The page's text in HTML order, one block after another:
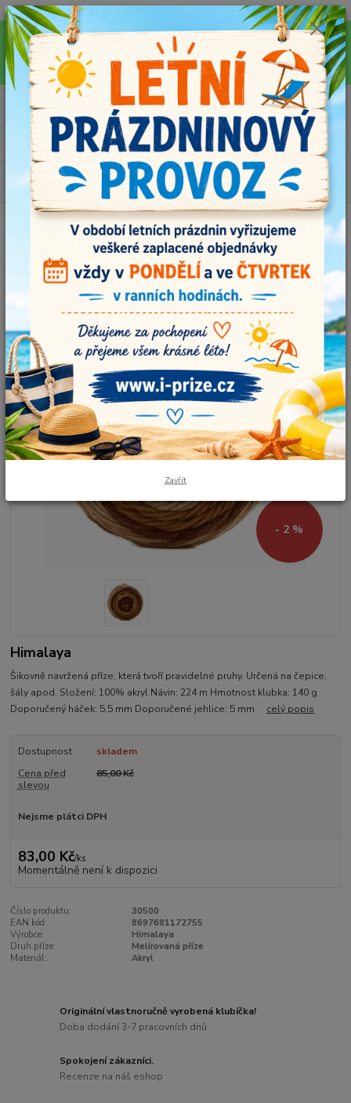
Pro rychlejší vyřízení Vašich dotazů, využijte během letních prázdnin náš
email info@i-prize.cz. Děkujeme. !!! POZOR ZMĚNA !!! V PONDĚLÍ 10.8.
NEVYŘIZUJEME ŽÁDNÉ OBJEDNÁVKY, ODESÍLAT BUDEME V ÚTERÝ
11.8. DĚKUJEME ZA POCHOPENÍ!
Menu
Hledat
+420704179566 0ks
za0,00 Kč
Příze Sweet roll 06
Sweet roll 06
- 2 %
Himalaya
Šikovně navržená příze, která tvoří pravidelné pruhy. Určená na čepice,
šály apod. Složení: 100% akryl Návin: 224 m Hmotnost klubka: 140 g
Doporučený háček: 5,5 mm Doporučené jehlice: 5 mm celý popis
Dostupnost
skladem
Cena před
slevou
85,00 Kč
Nejsme plátci DPH
83,00 Kč/ks
Momentálně není k dispozici
Číslo produktu:
30500
EAN kód:
8697681172755
Výrobce:
Himalaya
Druh příze:
Melírovaná příze
Materiál:
Akryl
Originální vlastnoručně vyrobená klubíčka!
Doba dodání 3-7 pracovních dnů.
Spokojení zákazníci.
Recenze na náš eshop
Zavřít